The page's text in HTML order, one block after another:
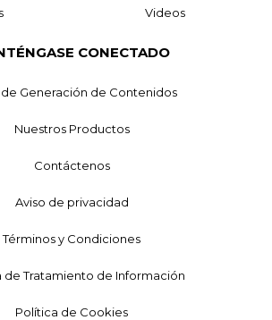
Videos
CONECTADO
de Generación de Contenidos
Nuestros Productos
Contáctenos
Aviso de privacidad
Términos y Condiciones
de Tratamiento de Información
Política de Cookies